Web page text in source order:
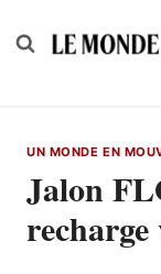
to
UN MONDE EN
Jalon
recharge